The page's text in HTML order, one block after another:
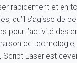
rapidement et en
qu’il s’agisse de
pour l’activité des
de technologie,
Script Laser est